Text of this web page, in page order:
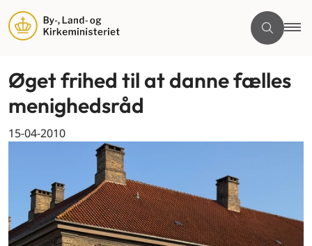
Øget frihed til at danne fælles
menighedsråd
15-04-2010